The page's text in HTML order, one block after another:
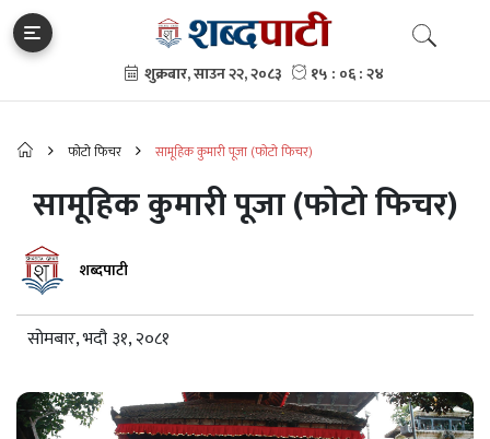
फोटो फिचर सामूहिक कुमारी पूजा (फोटो फिचर)
सामूहिक कुमारी पूजा (फोटो फिचर)
शब्दपाटी
सोमबार, भदौ ३१, २०८१